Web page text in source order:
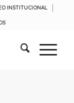
INSTITUCIONAL